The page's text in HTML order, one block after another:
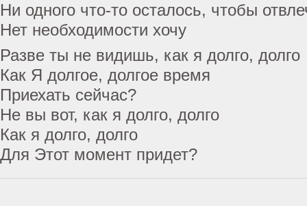
Ни одного что-то осталось, чтобы
Нет необходимости хочу
Разве ты не видишь, как я долго, долго
Как Я долгое, долгое время
Приехать сейчас?
Не вы вот, как я долго, долго
Как я долго, долго
Для Этот момент придет?